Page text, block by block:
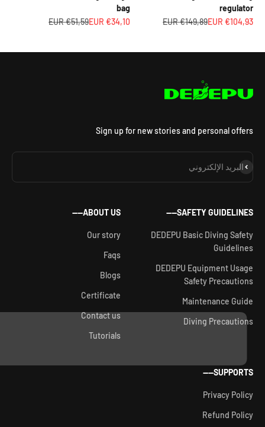
regulator
السعر بعد الخصم
€104,93 EUR السعر قبل الخصم
€149,89 EUR
bag
السعر بعد الخصم
€34,10 EUR السعر قبل الخصم
€51,59 EUR
Sign up for new stories and personal offers
البريد الإلكتروني
SAFETY GUIDELINES——
DEDEPU Basic Diving Safety
Guidelines
DEDEPU Equipment Usage
Safety Precautions
Maintenance Guide
Diving Precautions
ABOUT US——
Our story
Faqs
Blogs
Certificate
Contact us
Tutorials
SUPPORTS——
Privacy Policy
Refund Policy